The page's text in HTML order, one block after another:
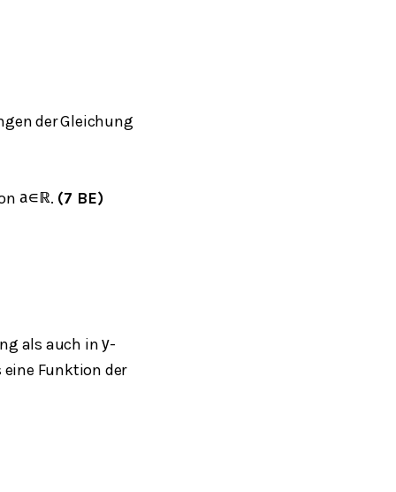
der Gleichung
a∈ ℝ. (7 BE)
als auch iny-
Funktion der